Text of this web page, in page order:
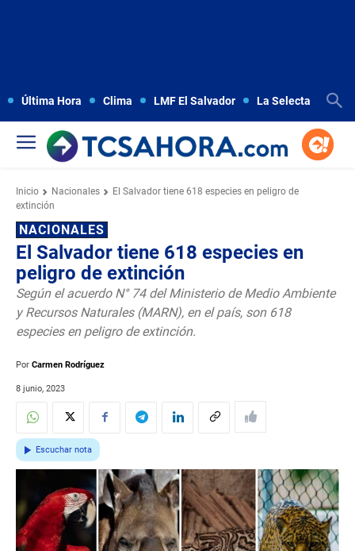
Última Hora Clima LMF El Salvador La Selecta
Inicio Nacionales
El Salvador tiene 618 especies en peligro de
extinción
NACIONALES
El Salvador tiene 618 especies en
peligro de extinción
Según el acuerdo N° 74 del Ministerio de Medio Ambiente
y Recursos Naturales (MARN), en el país, son 618
especies en peligro de extinción.
Por Carmen Rodríguez
8 junio, 2023
Escuchar nota